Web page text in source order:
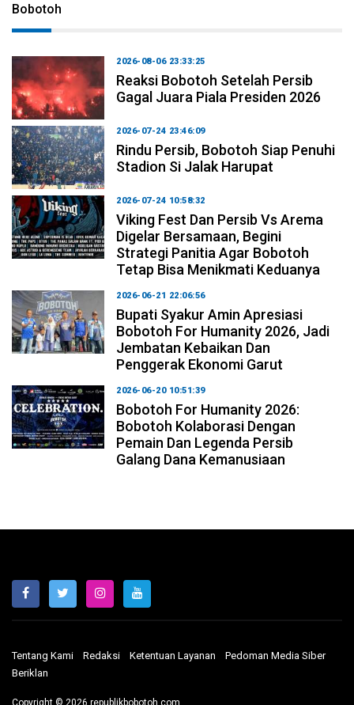
Bobotoh
2026-08-06 23:33:25
Reaksi Bobotoh Setelah Persib
Gagal Juara Piala Presiden 2026
2026-07-24 23:46:09
Rindu Persib, Bobotoh Siap Penuhi
Stadion Si Jalak Harupat
2026-07-24 10:58:32
Viking Fest Dan Persib Vs Arema
Digelar Bersamaan, Begini
Strategi Panitia Agar Bobotoh
Tetap Bisa Menikmati Keduanya
2026-06-21 22:06:56
Bupati Syakur Amin Apresiasi
Bobotoh For Humanity 2026, Jadi
Jembatan Kebaikan Dan
Penggerak Ekonomi Garut
2026-06-20 10:51:39
Bobotoh For Humanity 2026:
Bobotoh Kolaborasi Dengan
Pemain Dan Legenda Persib
Galang Dana Kemanusiaan
Tentang Kami Redaksi Ketentuan Layanan
Pedoman Media Siber
Beriklan
Copyright © 2026 republikbobotoh.com